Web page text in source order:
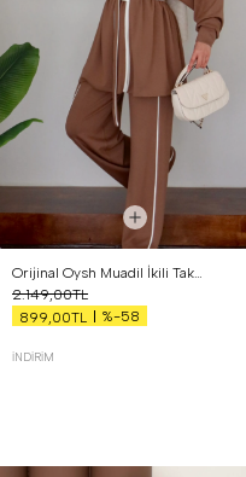
Orijinal Oysh Muadil İkili Takım Kahverengi
2.149,00TL
899,00TL
%-58
İNDIRIM